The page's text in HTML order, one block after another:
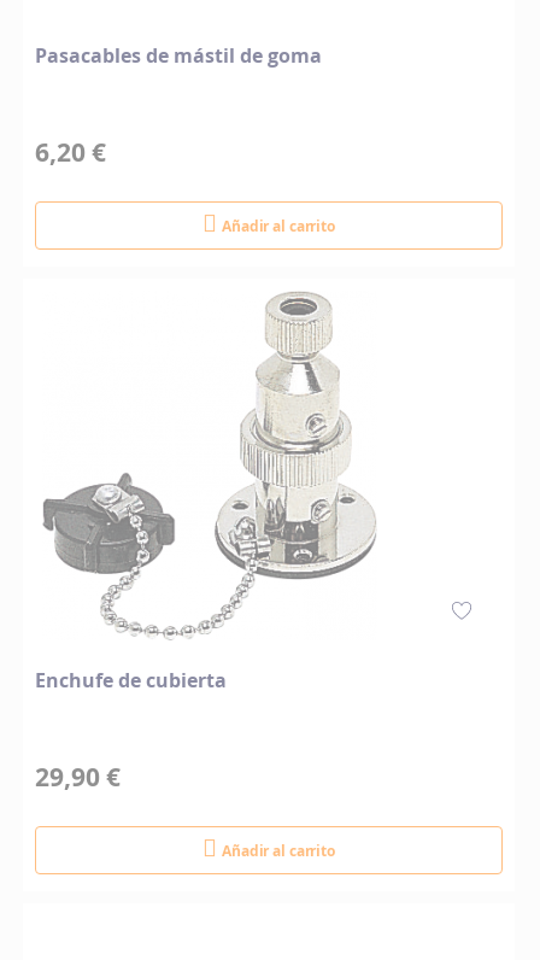
Pasacables de mástil de goma
6,20 €
Añadir al carrito
Enchufe de cubierta
29,90 €
Añadir al carrito